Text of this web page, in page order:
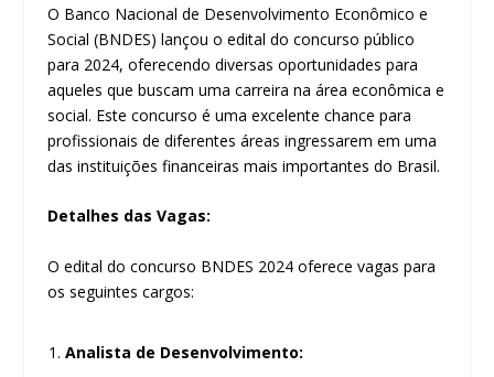
O Banco Nacional de Desenvolvimento Econômico e
Social (BNDES) lançou o edital do concurso público
para 2024, oferecendo diversas oportunidades para
aqueles que buscam uma carreira na área econômica e
social. Este concurso é uma excelente chance para
profissionais de diferentes áreas ingressarem em uma
das instituições financeiras mais importantes do Brasil.
Detalhes das Vagas:
O edital do concurso BNDES 2024 oferece vagas para
os seguintes cargos:
Analista de Desenvolvimento: